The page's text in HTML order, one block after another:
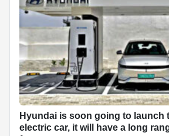
Hyundai is soon going to launch
electric car, it will have a long